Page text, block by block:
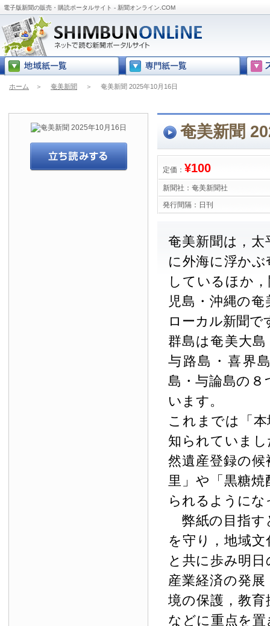
電子版新聞の販売・購読ポータルサイト - 新聞オンライン.COM
ホーム ＞ 奄美新聞 ＞ 奄美新聞 2025年10月16日
奄美新聞
定価： ¥100
新聞社： 奄美新聞社
発行間隔： 日刊
奄美新聞は，
に外海に浮か
しているほか
児島・沖縄の
ローカル新聞で
群島は奄美大
与路島・喜界
島・与論島の
います。
これまでは「
知られていま
然遺産登録の
里」や「黒糖
られるように
弊紙の目指す
を守り，地域
と共に歩み明
産業経済の発
境の保護，教
などに重点を